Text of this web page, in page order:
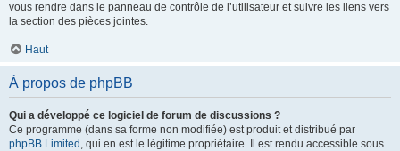
vous rendre dans le panneau de contrôle de l’utilisateur et suivre les liens vers
la section des pièces jointes.
Haut
À propos de phpBB
Qui a développé ce logiciel de forum de discussions ?
Ce programme (dans sa forme non modifiée) est produit et distribué par
phpBB Limited , qui en est le légitime propriétaire. Il est rendu accessible sous